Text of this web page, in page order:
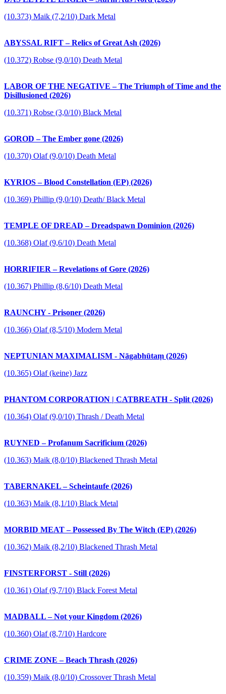
(10.373) Maik (7,2/10) Dark Metal
ABYSSAL RIFT – Relics of Great Ash (2026)
(10.372) Robse (9,0/10) Death Metal
LABOR OF THE NEGATIVE – The Triumph of Time and the
Disillusioned (2026)
(10.371) Robse (3,0/10) Black Metal
GOROD – The Ember gone (2026)
(10.370) Olaf (9,0/10) Death Metal
KYRIOS – Blood Constellation (EP) (2026)
(10.369) Phillip (9,0/10) Death/ Black Metal
TEMPLE OF DREAD – Dreadspawn Dominion (2026)
(10.368) Olaf (9,6/10) Death Metal
HORRIFIER – Revelations of Gore (2026)
(10.367) Phillip (8,6/10) Death Metal
RAUNCHY - Prisoner (2026)
(10.366) Olaf (8,5/10) Modern Metal
NEPTUNIAN MAXIMALISM - Nāgabhūtaṃ (2026)
(10.365) Olaf (keine) Jazz
PHANTOM CORPORATION | CATBREATH - Split (2026)
(10.364) Olaf (9,0/10) Thrash / Death Metal
RUYNED – Profanum Sacrificium (2026)
(10.363) Maik (8,0/10) Blackened Thrash Metal
TABERNAKEL – Scheintaufe (2026)
(10.363) Maik (8,1/10) Black Metal
MORBID MEAT – Possessed By The Witch (EP) (2026)
(10.362) Maik (8,2/10) Blackened Thrash Metal
FINSTERFORST - Still (2026)
(10.361) Olaf (9,7/10) Black Forest Metal
MADBALL – Not your Kingdom (2026)
(10.360) Olaf (8,7/10) Hardcore
CRIME ZONE – Beach Thrash (2026)
(10.359) Maik (8,0/10) Crossover Thrash Metal